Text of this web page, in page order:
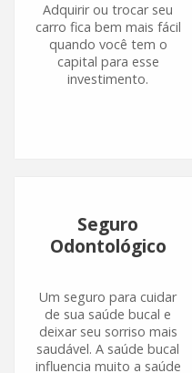
Adquirir ou trocar seu
carro fica bem mais fácil
quando você tem o
capital para esse
investimento.
Seguro
Odontológico
Um seguro para cuidar
de sua saúde bucal e
deixar seu sorriso mais
saudável. A saúde bucal
influencia muito a saúde